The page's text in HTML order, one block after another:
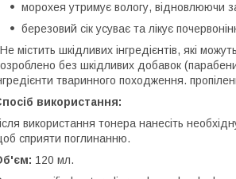
морохея утримує вологу, відновлюючи
березовий сік усуває та лікує
Не містить шкідливих інгредієнтів, які
без шкідливих добавок
тваринного походження.
використання:
використання тонера нанесіть
сприяти поглинанню.
120 мл.